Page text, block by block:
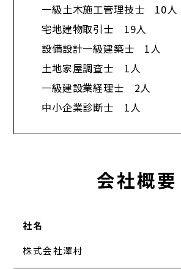
一級土木施工管理技士 10人
宅地建物取引士 19人
設備設計一級建築士 1人
土地家屋調査士 1人
一級建設業経理士 2人
中小企業診断士 1人​
会社概要
社名
株式会社澤村